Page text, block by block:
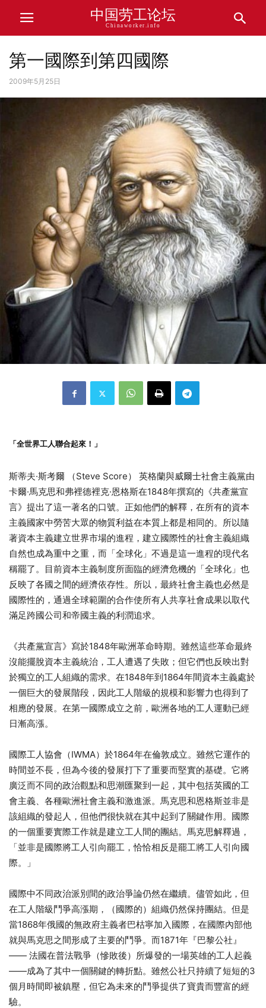
中国劳工论坛
Chinaworker.info
第一國際到第四國際
2009年5月25日
「全世界工人聯合起來！」
斯蒂夫·斯考爾 （Steve Score） 英格蘭與威爾士社會主義黨由
卡爾·馬克思和弗裡德裡克·恩格斯在1848年撰寫的《共產黨宣
言》提出了這一著名的口號。正如他們的解釋，在所有的資本
主義國家中勞苦大眾的物質利益在本質上都是相同的。所以隨
著資本主義建立世界市場的進程，建立國際性的社會主義組織
自然也成為重中之重，而「全球化」不過是這一進程的現代名
稱罷了。目前資本主義制度所面臨的經濟危機的「全球化」也
反映了各國之間的經濟依存性。所以，最終社會主義也必然是
國際性的，通過全球範圍的合作使所有人共享社會成果以取代
滿足跨國公司和帝國主義的利潤追求。
《共產黨宣言》寫於1848年歐洲革命時期。雖然這些革命最終
沒能擺脫資本主義統治，工人遭遇了失敗；但它們也反映出對
於獨立的工人組織的需求。在1848年到1864年間資本主義處於
一個巨大的發展階段，因此工人階級的規模和影響力也得到了
相應的發展。在第一國際成立之前，歐洲各地的工人運動已經
日漸高漲。
國際工人協會（IWMA）於1864年在倫敦成立。雖然它運作的
時間並不長，但為今後的發展打下了重要而堅實的基礎。它將
廣泛而不同的政治觀點和思潮匯聚到一起，其中包括英國的工
會主義、各種歐洲社會主義和激進派。馬克思和恩格斯並非是
該組織的發起人，但他們很快就在其中起到了關鍵作用。國際
的一個重要實際工作就是建立工人間的團結。馬克思解釋過，
「並非是國際將工人引向罷工，恰恰相反是罷工將工人引向國
際。」
國際中不同政治派別間的政治爭論仍然在繼續。儘管如此，但
在工人階級鬥爭高漲期，（國際的）組織仍然保持團結。但是
當1868年俄國的無政府主義者巴枯寧加入國際，在國際內部他
就與馬克思之間形成了主要的鬥爭。而1871年『巴黎公社』
—— 法國在普法戰爭（慘敗後）所爆發的一場英雄的工人起義
——成為了其中一個關鍵的轉折點。雖然公社只持續了短短的3
個月時間即被鎮壓，但它為未來的鬥爭提供了寶貴而豐富的經
驗。